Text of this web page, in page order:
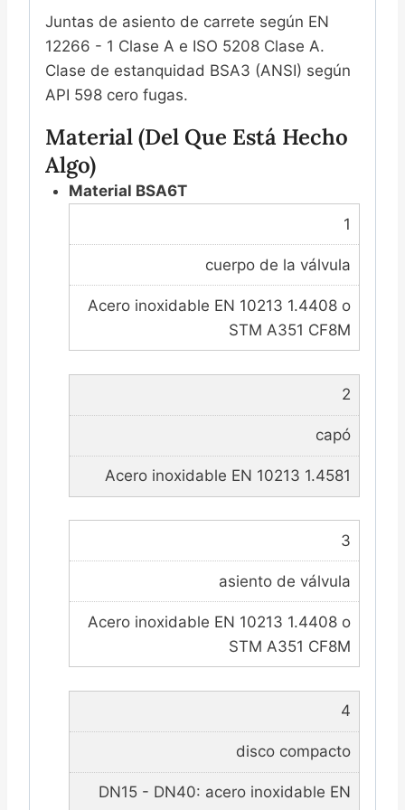
Juntas de asiento de carrete según EN
12266 - 1 Clase A e ISO 5208 Clase A.
Clase de estanquidad BSA3 (ANSI) según
API 598 cero fugas.
Material (del Que Está Hecho
Algo)
Material BSA6T
1
cuerpo de la válvula
Acero inoxidable EN 10213 1.4408 o
STM A351 CF8M
2
capó
Acero inoxidable EN 10213 1.4581
3
asiento de válvula
Acero inoxidable EN 10213 1.4408 o
STM A351 CF8M
4
disco compacto
DN15 - DN40: acero inoxidable EN